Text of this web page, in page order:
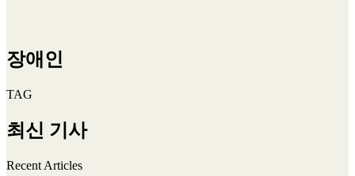
장애인
TAG
최신 기사
Recent Articles